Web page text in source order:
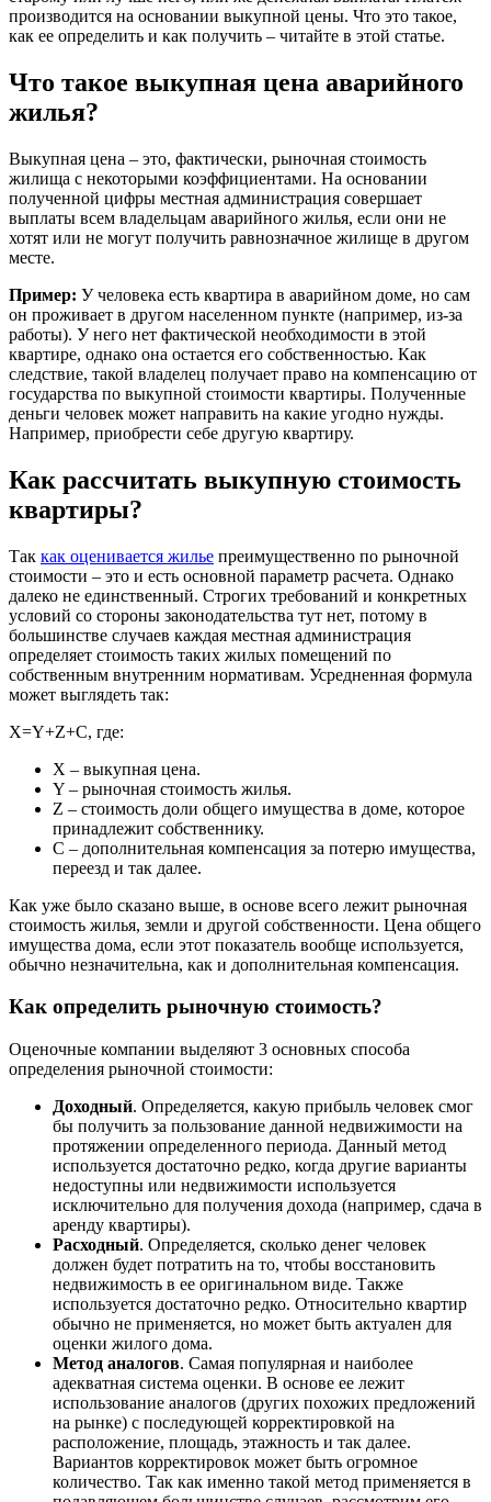
производится на основании выкупной цены. Что это такое,
как ее определить и как получить – читайте в этой статье.
Что такое выкупная цена аварийного
жилья?
Выкупная цена – это, фактически, рыночная стоимость
жилища с некоторыми коэффициентами. На основании
полученной цифры местная администрация совершает
выплаты всем владельцам аварийного жилья, если они не
хотят или не могут получить равнозначное жилище в другом
месте.
Пример: У человека есть квартира в аварийном доме, но сам
он проживает в другом населенном пункте (например, из-за
работы). У него нет фактической необходимости в этой
квартире, однако она остается его собственностью. Как
следствие, такой владелец получает право на компенсацию от
государства по выкупной стоимости квартиры. Полученные
деньги человек может направить на какие угодно нужды.
Например, приобрести себе другую квартиру.
Как рассчитать выкупную стоимость
квартиры?
Так как оценивается жилье преимущественно по рыночной
стоимости – это и есть основной параметр расчета. Однако
далеко не единственный. Строгих требований и конкретных
условий со стороны законодательства тут нет, потому в
большинстве случаев каждая местная администрация
определяет стоимость таких жилых помещений по
собственным внутренним нормативам. Усредненная формула
может выглядеть так:
X=Y+Z+C, где:
X – выкупная цена.
Y – рыночная стоимость жилья.
Z – стоимость доли общего имущества в доме, которое
принадлежит собственнику.
C – дополнительная компенсация за потерю имущества,
переезд и так далее.
Как уже было сказано выше, в основе всего лежит рыночная
стоимость жилья, земли и другой собственности. Цена общего
имущества дома, если этот показатель вообще используется,
обычно незначительна, как и дополнительная компенсация.
Как определить рыночную стоимость?
Оценочные компании выделяют 3 основных способа
определения рыночной стоимости:
Доходный. Определяется, какую прибыль человек смог
бы получить за пользование данной недвижимости на
протяжении определенного периода. Данный метод
используется достаточно редко, когда другие варианты
недоступны или недвижимости используется
исключительно для получения дохода (например, сдача в
аренду квартиры).
Расходный. Определяется, сколько денег человек
должен будет потратить на то, чтобы восстановить
недвижимость в ее оригинальном виде. Также
используется достаточно редко. Относительно квартир
обычно не применяется, но может быть актуален для
оценки жилого дома.
Метод аналогов. Самая популярная и наиболее
адекватная система оценки. В основе ее лежит
использование аналогов (других похожих предложений
на рынке) с последующей корректировкой на
расположение, площадь, этажность и так далее.
Вариантов корректировок может быть огромное
количество. Так как именно такой метод применяется в